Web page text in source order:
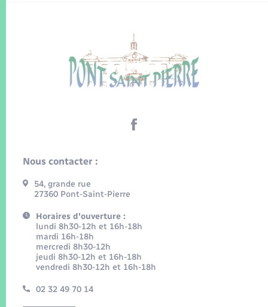
Nous contacter :
54, grande rue
27360 Pont-Saint-Pierre
Horaires d'ouverture :
lundi 8h30-12h et 16h-18h
mardi 16h-18h
mercredi 8h30-12h
jeudi 8h30-12h et 16h-18h
vendredi 8h30-12h et 16h-18h
02 32 49 70 14